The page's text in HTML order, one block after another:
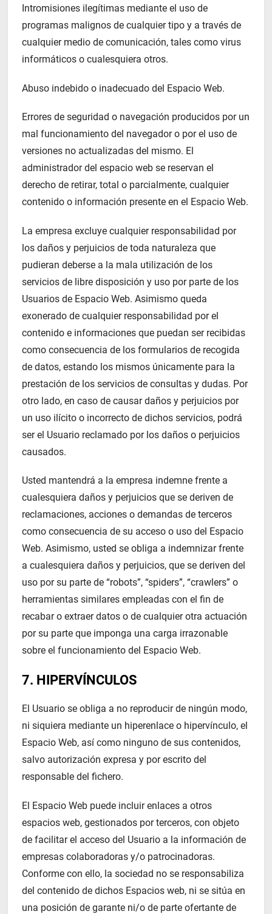
Intromisiones ilegítimas mediante el uso de
programas malignos de cualquier tipo y a través de
cualquier medio de comunicación, tales como virus
informáticos o cualesquiera otros.
Abuso indebido o inadecuado del Espacio Web.
Errores de seguridad o navegación producidos por un
mal funcionamiento del navegador o por el uso de
versiones no actualizadas del mismo. El
administrador del espacio web se reservan el
derecho de retirar, total o parcialmente, cualquier
contenido o información presente en el Espacio Web.
La empresa excluye cualquier responsabilidad por
los daños y perjuicios de toda naturaleza que
pudieran deberse a la mala utilización de los
servicios de libre disposición y uso por parte de los
Usuarios de Espacio Web. Asimismo queda
exonerado de cualquier responsabilidad por el
contenido e informaciones que puedan ser recibidas
como consecuencia de los formularios de recogida
de datos, estando los mismos únicamente para la
prestación de los servicios de consultas y dudas. Por
otro lado, en caso de causar daños y perjuicios por
un uso ilícito o incorrecto de dichos servicios, podrá
ser el Usuario reclamado por los daños o perjuicios
causados.
Usted mantendrá a la empresa indemne frente a
cualesquiera daños y perjuicios que se deriven de
reclamaciones, acciones o demandas de terceros
como consecuencia de su acceso o uso del Espacio
Web. Asimismo, usted se obliga a indemnizar frente
a cualesquiera daños y perjuicios, que se deriven del
uso por su parte de “robots”, “spiders”, “crawlers” o
herramientas similares empleadas con el fin de
recabar o extraer datos o de cualquier otra actuación
por su parte que imponga una carga irrazonable
sobre el funcionamiento del Espacio Web.
7. HIPERVÍNCULOS
El Usuario se obliga a no reproducir de ningún modo,
ni siquiera mediante un hiperenlace o hipervínculo, el
Espacio Web, así como ninguno de sus contenidos,
salvo autorización expresa y por escrito del
responsable del fichero.
El Espacio Web puede incluir enlaces a otros
espacios web, gestionados por terceros, con objeto
de facilitar el acceso del Usuario a la información de
empresas colaboradoras y/o patrocinadoras.
Conforme con ello, la sociedad no se responsabiliza
del contenido de dichos Espacios web, ni se sitúa en
una posición de garante ni/o de parte ofertante de